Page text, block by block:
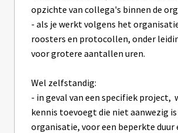
opzichte van collega's binnen de
- als je werkt volgens het
roosters en protocollen, onder
voor grotere aantallen uren.
Wel zelfstandig:
- in geval van een specifiek project,
kennis toevoegt die niet aanwezig
organisatie, voor een beperkte duur